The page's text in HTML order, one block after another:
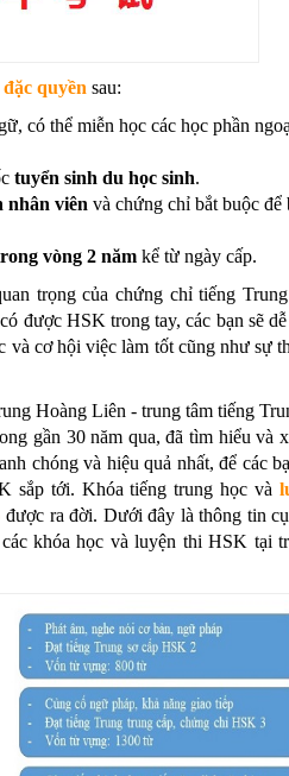
quyền sau:
, có thể miễn học các học phần
tuyển sinh du học sinh.
nhân viên và chứng chỉ bắt buộc để
vòng 2 nămkể từ ngày cấp.
trọng của chứng chỉ tiếng
được HSK trong tay, các bạn sẽ dễ
và cơ hội việc làm tốt cũng như sự
Hoàng Liên - trung tâm tiếng
gần 30 năm qua, đã tìm hiểu và
chóng và hiệu quả nhất, để các
sắp tới. Khóa tiếng trung học và
được ra đời. Dưới đây là thông tin
khóa học và luyện thi HSK tại